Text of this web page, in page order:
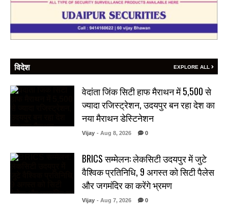
विदेश EXPLORE ALL
वेदांता जिंक सिटी हाफ मैराथन में 5,500 से
ज्यादा रजिस्ट्रेशन, उदयपुर बन रहा देश का
नया मैराथन डेस्टिनेशन
Vijay - Aug 8, 2026 0
BRICS सम्मेलन: लेकसिटी उदयपुर में जुटे
वैश्विक प्रतिनिधि, 9 अगस्त को सिटी पैलेस
और जगमंदिर का करेंगे भ्रमण
Vijay - Aug 7, 2026 0